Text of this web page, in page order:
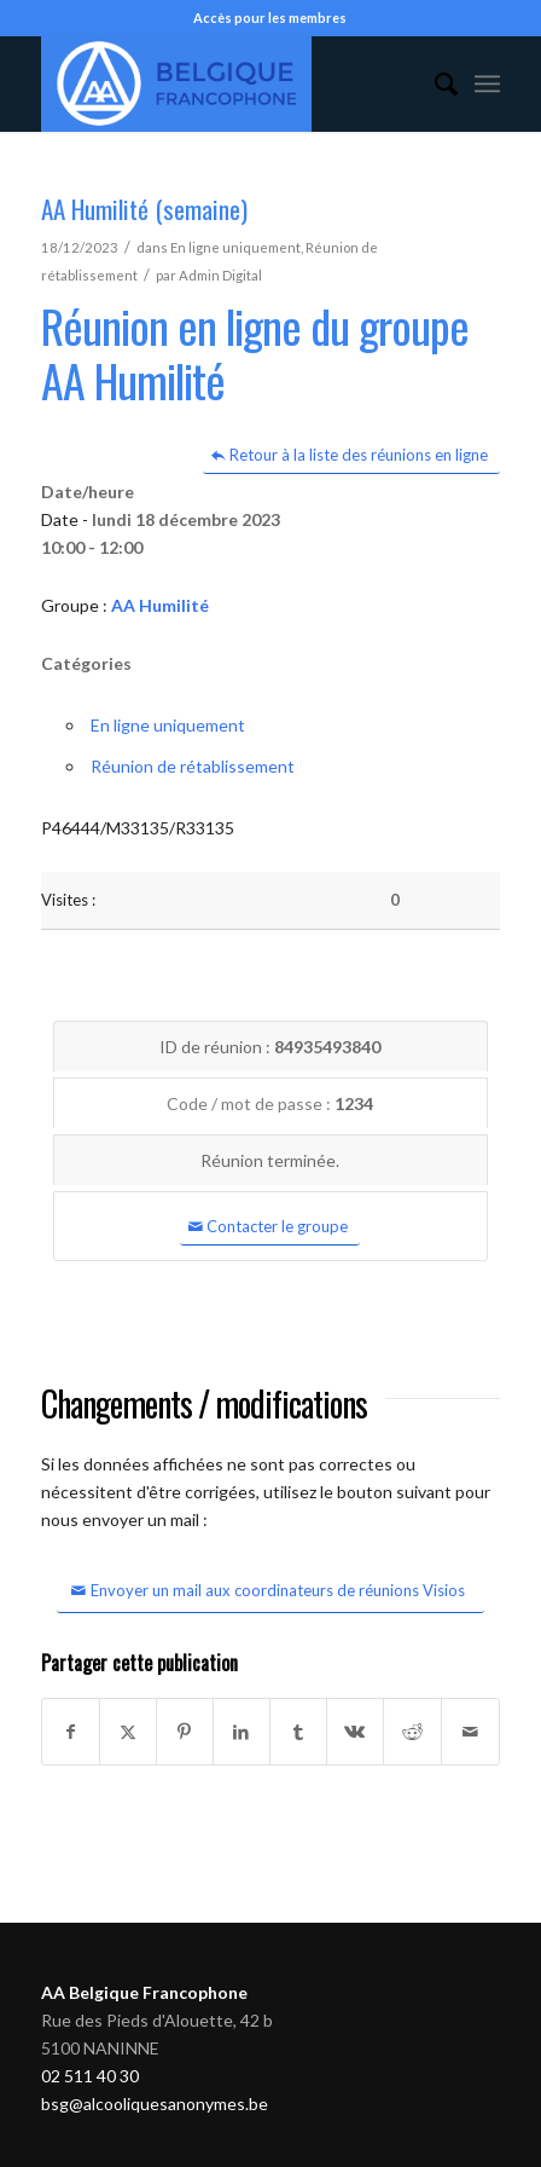
Accès pour les membres
AA Humilité (semaine)
18/12/2023 / dans En ligne uniquement, Réunion de
rétablissement / parAdmin Digital
Réunion en ligne du groupe
AA Humilité
Retour à la liste des réunions en ligne
Date/heure
Date - lundi 18 décembre 2023
10:00 - 12:00
Groupe : AA Humilité
Catégories
En ligne uniquement
Réunion de rétablissement
P46444/M33135/R33135
Visites : 0
ID de réunion : 84935493840
Code / mot de passe : 1234
Réunion terminée.
Contacter le groupe
Changements / modifications
Si les données affichées ne sont pas correctes ou
nécessitent d'être corrigées, utilisez le bouton suivant pour
nous envoyer un mail :
Envoyer un mail aux coordinateurs de réunions Visios
Partager cette publication
AA Belgique Francophone
Rue des Pieds d'Alouette, 42 b
5100 NANINNE
02 511 40 30
bsg@alcooliquesanonymes.be